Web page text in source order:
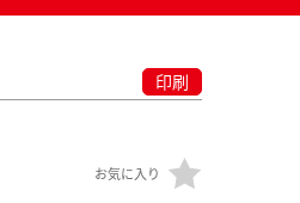
印刷
お気に入り